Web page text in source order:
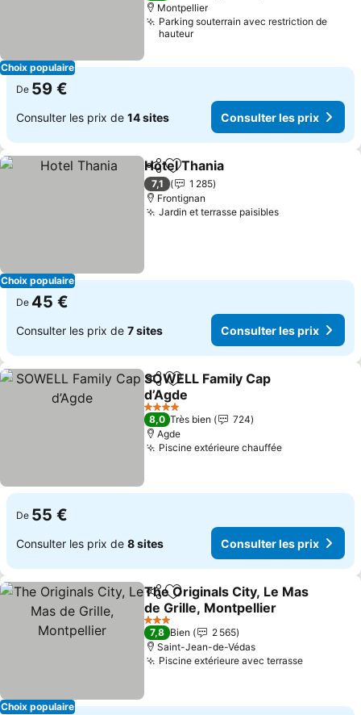
Choix populaire
Montpellier
Parking souterrain avec restriction de
hauteur
De 59 €
Consulter les prix de 14 sites Consulter les prix
Choix populaire
PartagerAjouter à mes favoris
Hotel Thania
7,1
1 285
Frontignan
Jardin et terrasse paisiblesConsulter
De 45 €
Consulter les prix de 7 sites Consulter les prix
PartagerAjouter à mes favoris
SOWELL Family Cap
d’Agde
Consulter les prix
4 Étoiles
8,0 Très bien
724
Agde
Piscine extérieure chaufféeConsulter
De 55 €
Consulter les prix de 8 sites Consulter les prix
Choix populaire
PartagerAjouter à mes favoris
The Originals City, Le Mas
de Grille, Montpellier
Consulter les prix
3 Étoiles
7,8 Bien
2 565
Saint-Jean-de-Védas
Piscine extérieure avec terrasse